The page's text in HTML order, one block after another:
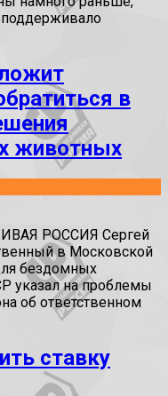
в
животных
РОССИЯ Сергей
в Московской
бездомных
указал на проблемы
об ответственном
ставку